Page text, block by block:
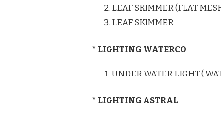
LEAF SKIMMER (FLAT
LEAF SKIMMER
* LIGHTING WATERCO
UNDER WATER LIGHT (
* LIGHTING ASTRAL